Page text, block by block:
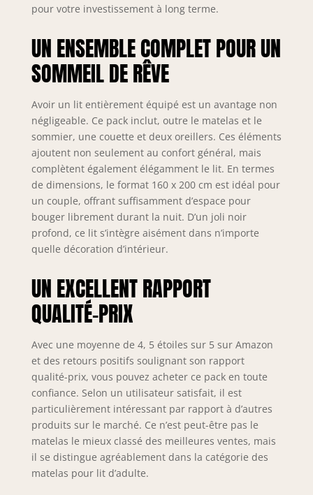
pour votre investissement à long terme.
UN ENSEMBLE COMPLET POUR UN
SOMMEIL DE RÊVE
Avoir un lit entièrement équipé est un avantage non
négligeable. Ce pack inclut, outre le matelas et le
sommier, une couette et deux oreillers. Ces éléments
ajoutent non seulement au confort général, mais
complètent également élégamment le lit. En termes
de dimensions, le format 160 x 200 cm est idéal pour
un couple, offrant suffisamment d’espace pour
bouger librement durant la nuit. D’un joli noir
profond, ce lit s’intègre aisément dans n’importe
quelle décoration d’intérieur.
UN EXCELLENT RAPPORT
QUALITÉ-PRIX
Avec une moyenne de 4, 5 étoiles sur 5 sur Amazon
et des retours positifs soulignant son rapport
qualité-prix, vous pouvez acheter ce pack en toute
confiance. Selon un utilisateur satisfait, il est
particulièrement intéressant par rapport à d’autres
produits sur le marché. Ce n’est peut-être pas le
matelas le mieux classé des meilleures ventes, mais
il se distingue agréablement dans la catégorie des
matelas pour lit d’adulte.